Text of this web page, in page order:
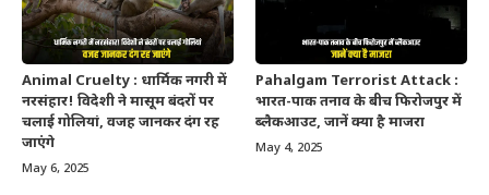
Animal Cruelty : धार्मिक नगरी में
नरसंहार! विदेशी ने मासूम बंदरों पर
चलाई गोलियां, वजह जानकर दंग रह
जाएंगे
May 6, 2025
Pahalgam Terrorist Attack :
भारत-पाक तनाव के बीच फिरोजपुर में
ब्लैकआउट, जानें क्या है माजरा
May 4, 2025